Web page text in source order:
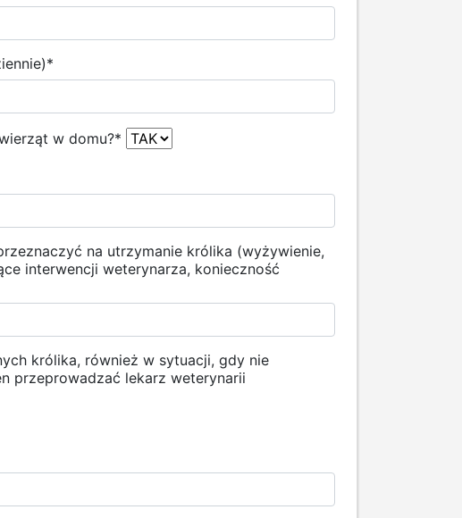
*
w domu?*
na utrzymanie królika (wyżywienie,
interwencji weterynarza, konieczność
królika, również w sytuacji, gdy nie
przeprowadzać lekarz weterynarii